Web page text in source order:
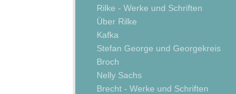
Rilke - Werke und Schriften
Über Rilke
Kafka
Stefan George und Georgekreis
Broch
Nelly Sachs
Brecht - Werke und Schriften